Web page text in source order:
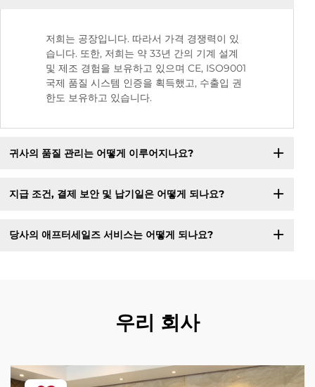
저희는 공장입니다. 따라서 가격 경쟁력이 있
습니다. 또한, 저희는 약 33년 간의 기계 설계
및 제조 경험을 보유하고 있으며 CE, ISO9001
국제 품질 시스템 인증을 획득했고, 수출입 권
한도 보유하고 있습니다.
귀사의 품질 관리는 어떻게 이루어지나요?
지급 조건, 결제 보안 및 납기일은 어떻게 되나요?
당사의 애프터세일즈 서비스는 어떻게 되나요?
우리 회사